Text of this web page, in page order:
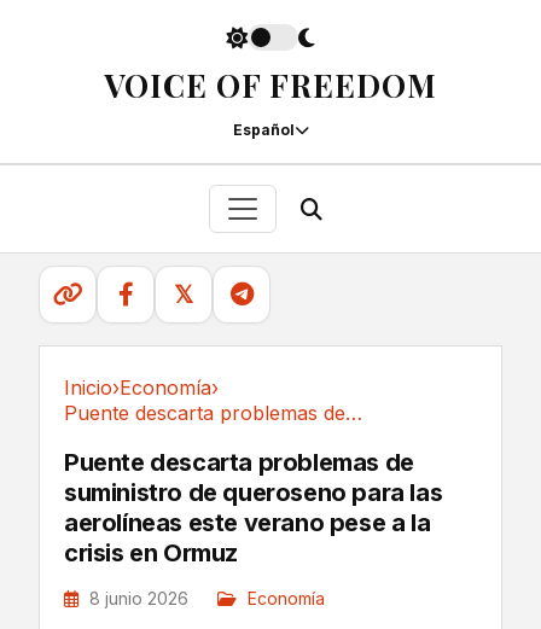
VOICE OF FREEDOM
Español
𝕏
Inicio›Economía›
Puente descarta problemas de suministro de...
Puente descarta problemas de
suministro de queroseno para las
aerolíneas este verano pese a la
crisis en Ormuz
8 junio 2026 Economía